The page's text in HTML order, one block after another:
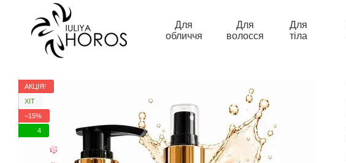
Перейти до основного контенту
Для
обличчя
Для
волосся
Для
тіла
АКЦІЯ!
ХІТ
−15%
4